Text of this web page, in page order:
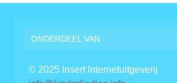
ONDERDEEL VAN
© 2025 Insert Internetuitgeverij